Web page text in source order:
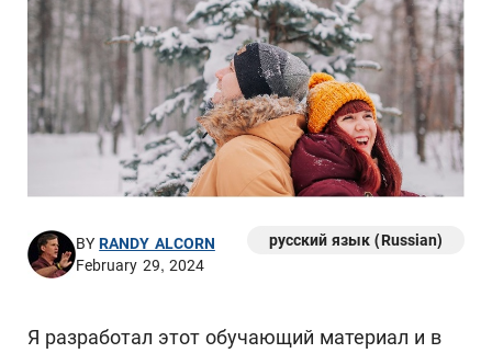
BYRANDY ALCORN
February 29, 2024
русский язык (Russian)
Я разработал этот обучающий материал и в